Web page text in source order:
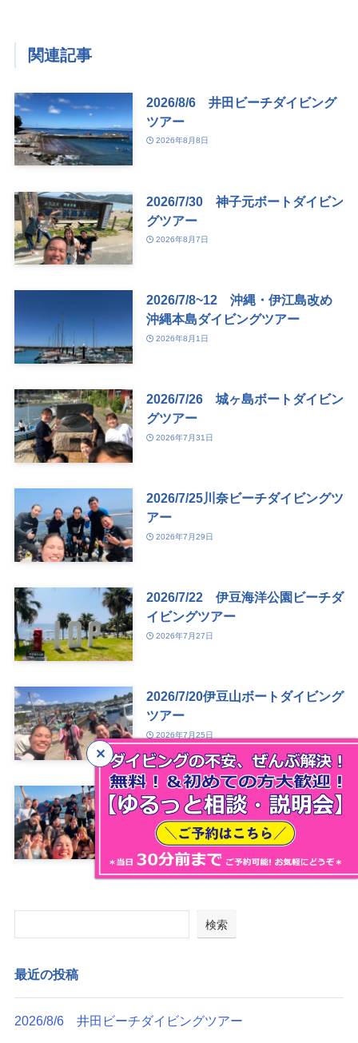
関連記事
2026/8/6 井田ビーチダイビング
ツアー
2026年8月8日
2026/7/30 神子元ボートダイビン
グツアー
2026年8月7日
2026/7/8~12 沖縄・伊江島改め
沖縄本島ダイビングツアー
2026年8月1日
2026/7/26 城ヶ島ボートダイビン
グツアー
2026年7月31日
2026/7/25川奈ビーチダイビングツ
アー
2026年7月29日
2026/7/22 伊豆海洋公園ビーチダ
イビングツアー
2026年7月27日
2026/7/20伊豆山ボートダイビング
ツアー
2026年7月25日
2026/7/19 宇佐美 De BBQツアー
2026年7月24日
検索
最近の投稿
2026/8/6 井田ビーチダイビングツアー